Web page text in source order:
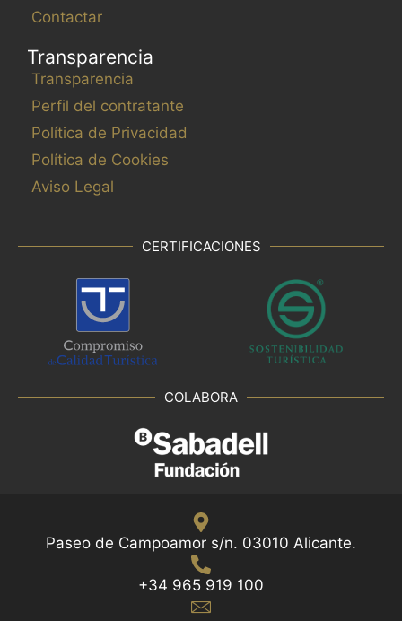
Contactar
Transparencia
Transparencia
Perfil del contratante
Política de Privacidad
Política de Cookies
Aviso Legal
CERTIFICACIONES
COLABORA
Paseo de Campoamor s/n. 03010 Alicante.
+34 965 919 100